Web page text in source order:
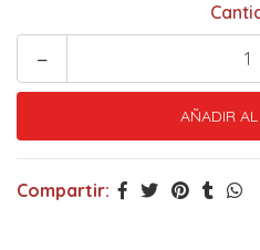
-
Compartir: